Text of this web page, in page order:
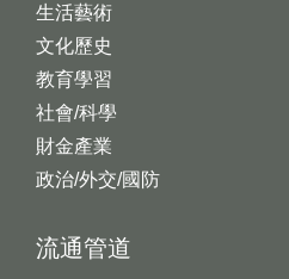
生活藝術
文化歷史
教育學習
社會/科學
財金產業
政治/外交/國防
流通管道